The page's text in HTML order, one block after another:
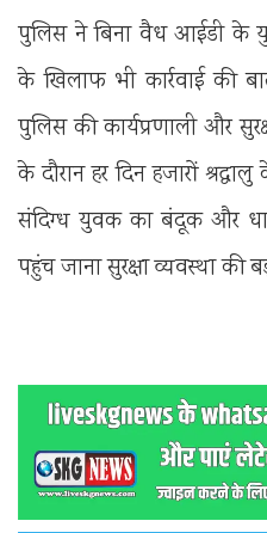
पुलिस ने बिना वैध आईडी के
के खिलाफ भी कार्रवाई की
पुलिस की कार्यप्रणाली और
के दौरान हर दिन हजारों
संदिग्ध युवक का बंदूक और
पहुंच जाना सुरक्षा व्यवस्था की